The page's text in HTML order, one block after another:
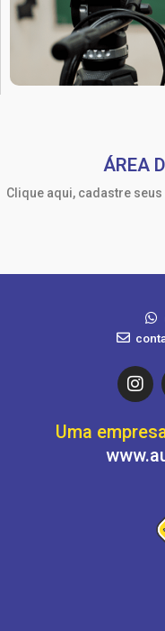
ÁREA
Clique aqui, cadastre
I
n
t
g
Uma